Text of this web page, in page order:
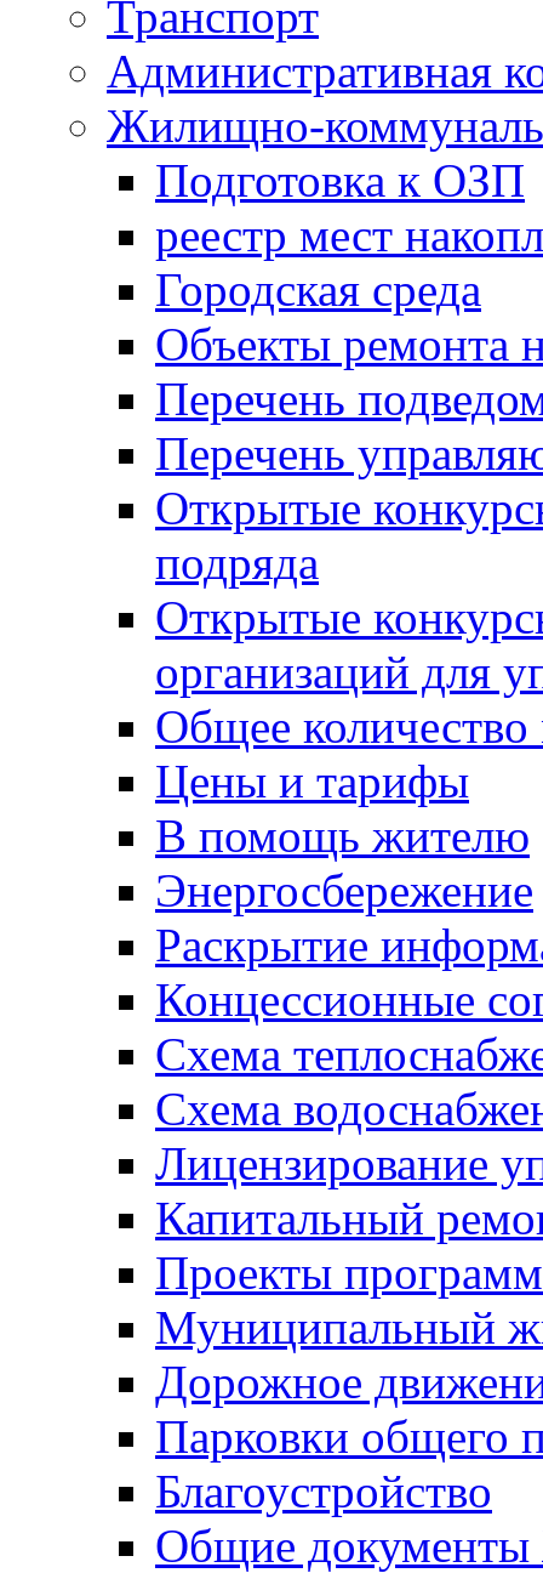
Транспорт
Административная
Жилищно-
Подготовка к ОЗП
реестр мест
Городская среда
Объекты ремонта
Перечень
Перечень
Открытые
подряда
Открытые
организаций для
Общее
Цены и тарифы
В помощь жителю
Энергосбережение
Раскрытие
Концессионные
Схема
Схема
Лицензирование
Капитальный
Проекты программ
Муниципальный
Дорожное
Парковки общего
Благоустройство
Общие